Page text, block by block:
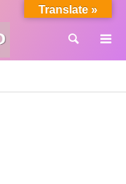
検索
Translate »